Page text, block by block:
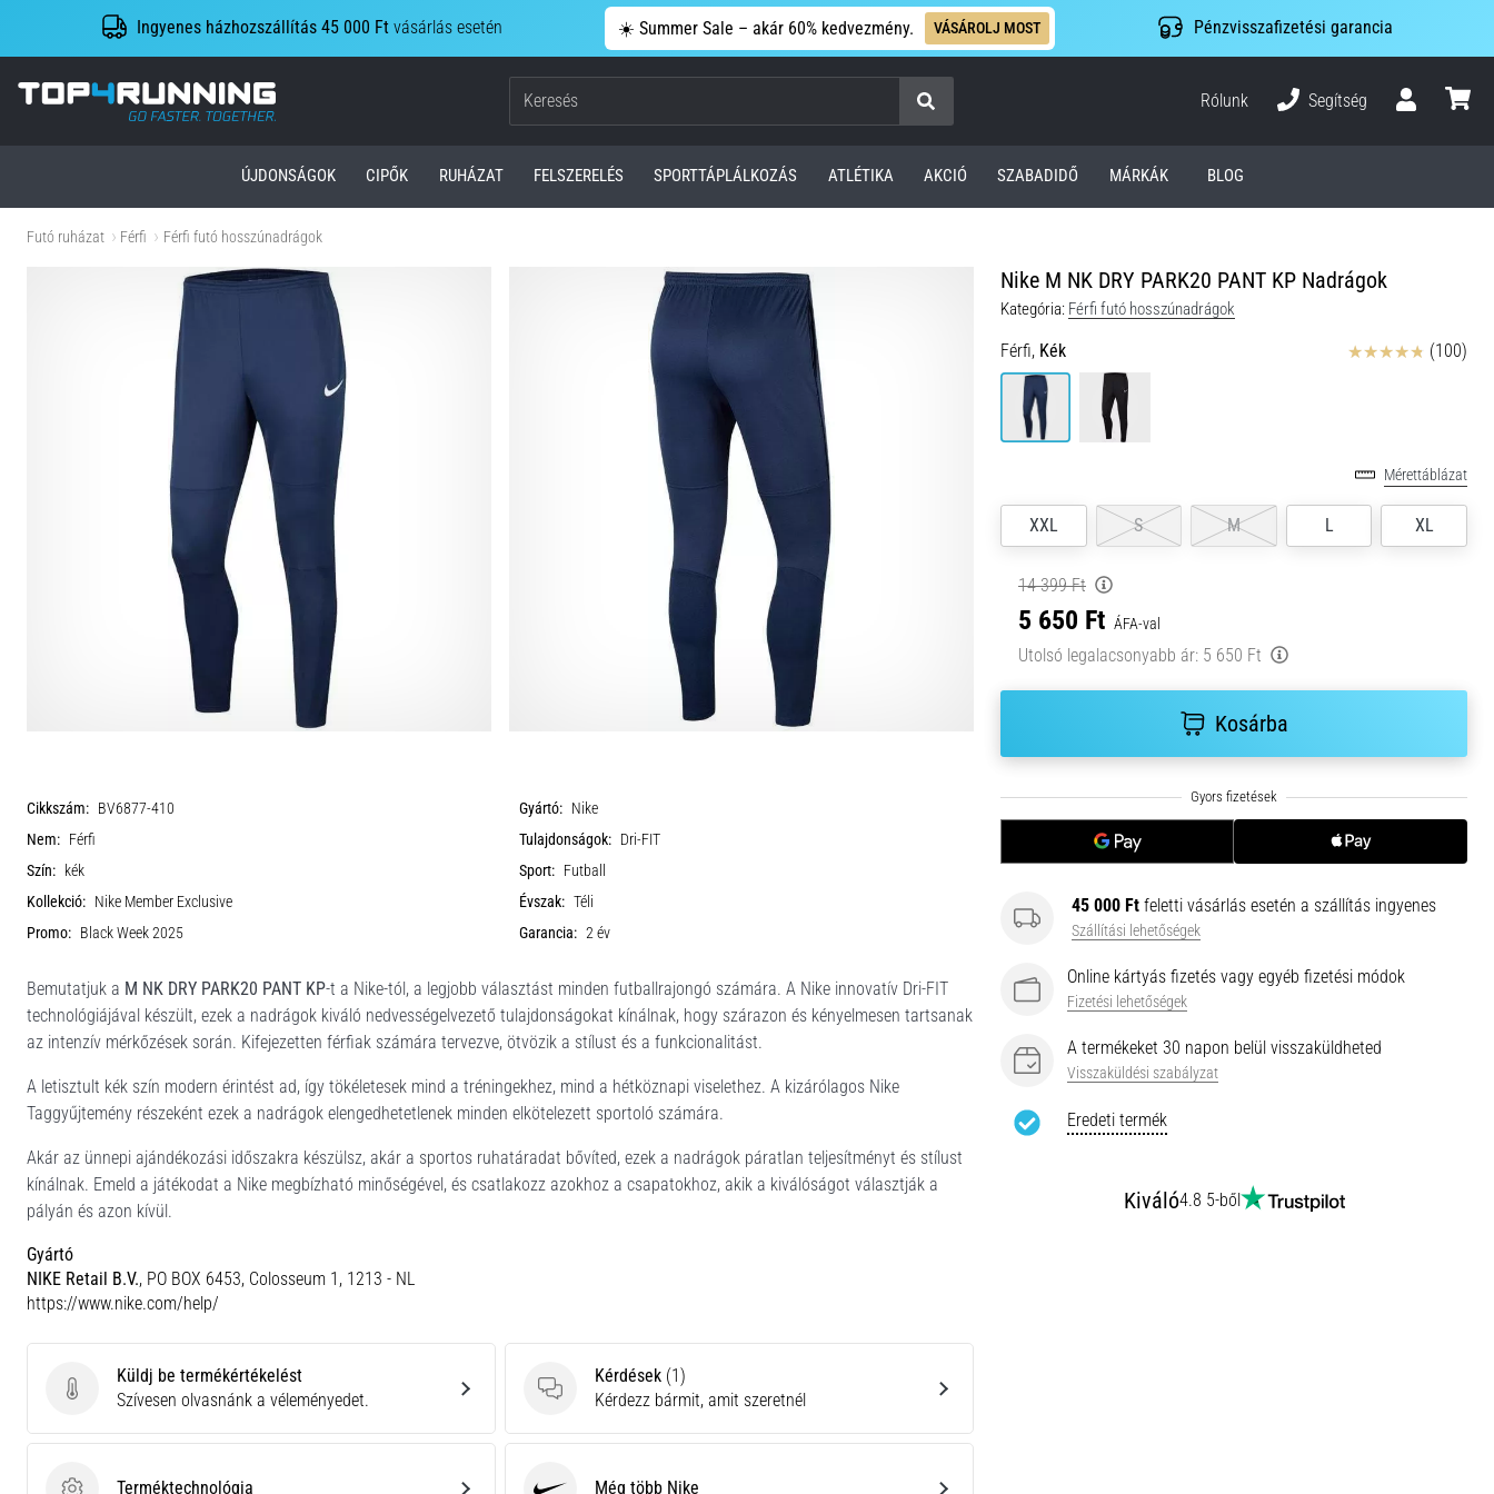
Ingyenes házhozszállítás 45 000 Ft vásárlás esetén ☀️ Summer Sale – akár 60% kedvezmény. VÁSÁROLJ MOST Pénzvisszafizetési garancia
Top4Running.hu
Keresés
Rólunk
Segítség
ÚJDONSÁGOK CIPŐK RUHÁZAT FELSZERELÉS SPORTTÁPLÁLKOZÁS ATLÉTIKA AKCIÓ SZABADIDŐ MÁRKÁK BLOG
Futó ruházat Férfi Férfi futó hosszúnadrágok
Nike M NK DRY PARK20 PANT KP Nadrágok
Kategória: Férfi futó hosszúnadrágok
Férfi, Kék Értékelés (100)
Mérettáblázat
XXL S M L XL
14 399 Ft
5 650 Ft ÁFA-val
Utolsó legalacsonyabb ár: 5 650 Ft
Kosárba
45 000 Ft feletti vásárlás esetén a szállítás ingyenes
Szállítási lehetőségek
Online kártyás fizetés vagy egyéb fizetési módok
Fizetési lehetőségek
A termékeket 30 napon belül visszaküldheted
Visszaküldési szabályzat
Eredeti termék
Kiváló4.8 5-ből
Cikkszám: BV6877-410 Gyártó: Nike
Nem: Férfi Tulajdonságok: Dri-FIT
Szín: kék Sport: Futball
Kollekció: Nike Member Exclusive Évszak: Téli
Promo: Black Week 2025 Garancia: 2 év
Bemutatjuk a M NK DRY PARK20 PANT KP-t a Nike-tól, a legjobb választást minden futballrajongó számára. A Nike innovatív Dri-FIT
technológiájával készült, ezek a nadrágok kiváló nedvességelvezető tulajdonságokat kínálnak, hogy szárazon és kényelmesen tartsanak
az intenzív mérkőzések során. Kifejezetten férfiak számára tervezve, ötvözik a stílust és a funkcionalitást.
A letisztult kék szín modern érintést ad, így tökéletesek mind a tréningekhez, mind a hétköznapi viselethez. A kizárólagos Nike
Taggyűjtemény részeként ezek a nadrágok elengedhetetlenek minden elkötelezett sportoló számára.
Akár az ünnepi ajándékozási időszakra készülsz, akár a sportos ruhatáradat bővíted, ezek a nadrágok páratlan teljesítményt és stílust
kínálnak. Emeld a játékodat a Nike megbízható minőségével, és csatlakozz azokhoz a csapatokhoz, akik a kiválóságot választják a
pályán és azon kívül.
Gyártó
NIKE Retail B.V., PO BOX 6453, Colosseum 1, 1213 - NL
https://www.nike.com/help/
Küldj be termékértékelést
Küldj be termékértékelést
Szívesen olvasnánk a véleményedet.
Kérdések
Kérdések (1)
Kérdezz bármit, amit szeretnél
Terméktechnológia Még több Nike